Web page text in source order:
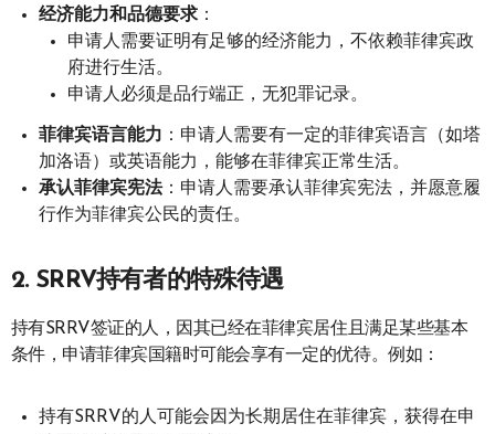
经济能力和品德要求 ：
申请人需要证明有足够的经济能力，不依赖菲律宾政
府进行生活。
申请人必须是品行端正，无犯罪记录。
菲律宾语言能力
：申请人需要有一定的菲律宾语言（如塔
加洛语）或英语能力，能够在菲律宾正常生活。
承认菲律宾宪法：申请人需要承认菲律宾宪法，并愿意履
行作为菲律宾公民的责任。
2. SRRV持有者的特殊待遇
持有SRRV签证的人，因其已经在菲律宾居住且满足某些基本
条件，申请菲律宾国籍时可能会享有一定的优待。例如：
持有SRRV的人可能会因为长期居住在菲律宾，获得在申